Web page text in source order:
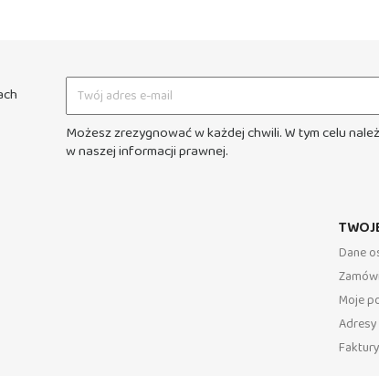
Możesz zrezygnować w każdej chwili. W tym celu
w naszej informacji prawnej.
Dane
Moje
Adresy